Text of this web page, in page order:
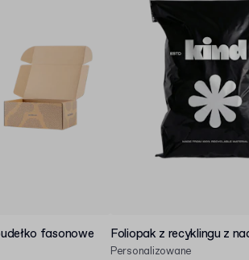
fasonowe Foliopak z recyklingu z
Personalizowane